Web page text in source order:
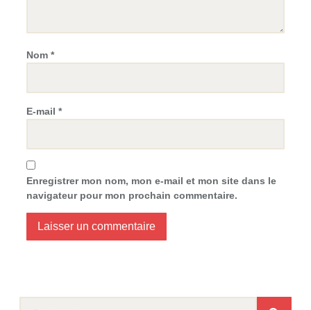
Nom *
E-mail *
Enregistrer mon nom, mon e-mail et mon site dans le
navigateur pour mon prochain commentaire.